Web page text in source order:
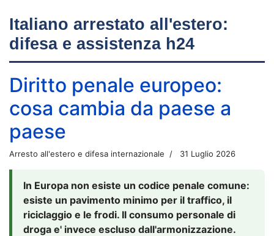
Italiano arrestato all'estero:
difesa e assistenza h24
Diritto penale europeo:
cosa cambia da paese a
paese
Arresto all'estero e difesa internazionale 31 Luglio 2026
In Europa non esiste un codice penale comune:
esiste un pavimento minimo per il traffico, il
riciclaggio e le frodi. Il consumo personale di
droga e' invece escluso dall'armonizzazione.